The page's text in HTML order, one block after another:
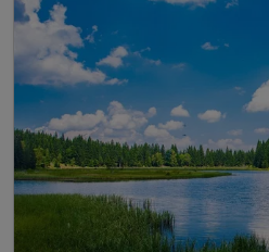
1 x erfrischendes
inkl. sicherem Abstellplatz für Ihr
inkl. Radkartenmaterial,
inkl. Radreparaturset auf
inkl. Gästekarte Wegscheider
1 x Eierlikör zur Begrüßung*
inkl. Nutzung des Pool- und
* alkoholfreie Alternative möglich